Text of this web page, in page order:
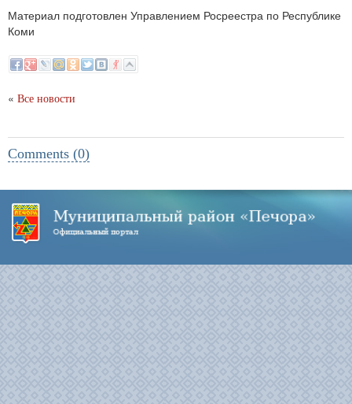
Материал подготовлен Управлением Росреестра по Республике
Коми
« Все новости
Comments (0)